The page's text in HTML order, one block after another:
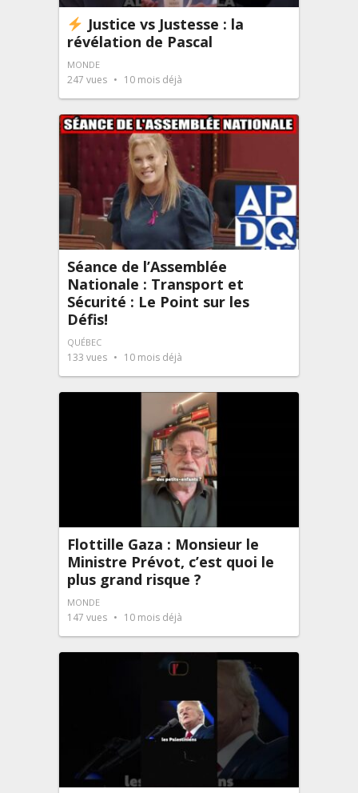
Justice vs Justesse : la
révélation de Pascal
MONDE
247 vues 10 mois déjà
Séance de l’Assemblée
Nationale : Transport et
Sécurité : Le Point sur les
Défis!
QUÉBEC
133 vues 10 mois déjà
Flottille Gaza : Monsieur le
Ministre Prévot, c’est quoi le
plus grand risque ?
MONDE
147 vues 10 mois déjà